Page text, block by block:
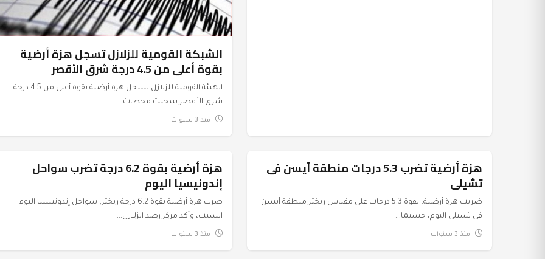
الشبكة القومية للزلازل تسجل هزة أرضية
بقوة أعلى من 4.5 درجة شرق الأقصر
الهيئة القومية للزلازل تسجل هزة أرضية بقوة أعلى من 4.5 درجة
شرق الأقصر سجلت محطات...
منذ 3 سنوات
عرب وعالم هزة أرضية تضرب 5.3 درجات منطقة آيسن فى
تشيلى
ضربت هزة أرضية، بقوة 5.3 درجات على مقياس ريختر منطقة آيسن
فى تشيلى اليوم، حسبما...
منذ 3 سنوات
عرب وعالم هزة أرضية بقوة 6.2 درجة تضرب سواحل
إندونيسيا اليوم
ضرب هزة أرضية بقوة 6.2 درجة ريختر، سواحل إندونيسيا اليوم
السبت، وأكد مركز رصد الزلازل...
منذ 3 سنوات